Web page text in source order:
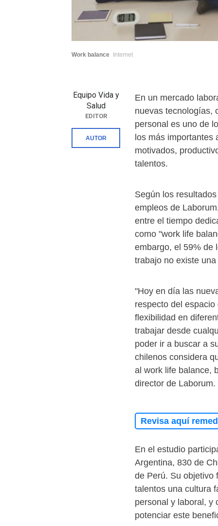
Work balance Internet
En un mercado
nuevas tecnologías,
personal es uno de
los más importantes
motivados,
talentos.
Según los
empleos de
entre el tiempo
como "work life
embargo, el 59% de
trabajo no existe
"Hoy en día las
respecto del
flexibilidad en
trabajar desde
poder ir a buscar a
chilenos considera
al work life balance,
director de Laborum.
Revisa aquí
En el estudio
Argentina, 830 de
de Perú. Su objetivo
talentos una cultura
personal y laboral, y
potenciar este
Equipo Vida y
Salud
EDITOR
AUTOR